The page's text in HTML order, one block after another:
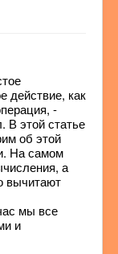
действие, как
-
В этой статье
об этой
На самом
а
вычитают
мы все
и